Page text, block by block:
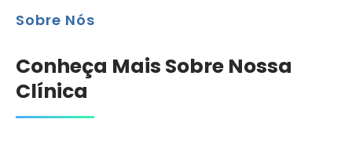
Sobre Nós
Conheça Mais Sobre Nossa
Clínica